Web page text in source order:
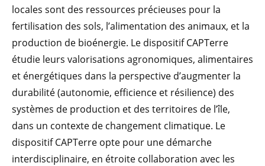
locales sont des ressources précieuses pour la
fertilisation des sols, l’alimentation des animaux, et la
production de bioénergie. Le dispositif CAPTerre
étudie leurs valorisations agronomiques, alimentaires
et énergétiques dans la perspective d’augmenter la
durabilité (autonomie, efficience et résilience) des
systèmes de production et des territoires de l’île,
dans un contexte de changement climatique. Le
dispositif CAPTerre opte pour une démarche
interdisciplinaire, en étroite collaboration avec les